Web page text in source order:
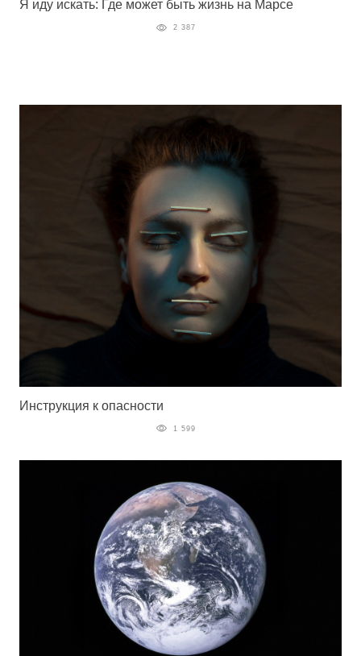
Я иду искать: Где может быть жизнь на Марсе
2 387
Инструкция к опасности
1 599